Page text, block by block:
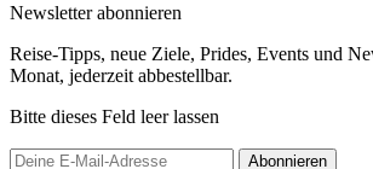
Newsletter abonnieren
Reise-Tipps, neue Ziele, Prides, Events und
Monat, jederzeit abbestellbar.
Bitte dieses Feld leer lassen
Abonnieren